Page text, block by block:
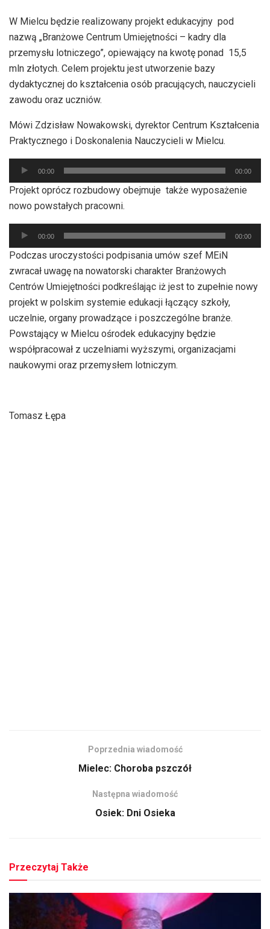
W Mielcu będzie realizowany projekt edukacyjny pod
nazwą „Branżowe Centrum Umiejętności – kadry dla
przemysłu lotniczego”, opiewający na kwotę ponad 15,5
mln złotych. Celem projektu jest utworzenie bazy
dydaktycznej do kształcenia osób pracujących, nauczycieli
zawodu oraz uczniów.
Mówi Zdzisław Nowakowski, dyrektor Centrum Kształcenia
Praktycznego i Doskonalenia Nauczycieli w Mielcu.
Odtwarzacz
plików
dźwiękowych
00:00 00:00
Projekt oprócz rozbudowy obejmuje także wyposażenie
nowo powstałych pracowni.
Odtwarzacz
plików
dźwiękowych
00:00 00:00
Podczas uroczystości podpisania umów szef MEiN
zwracał uwagę na nowatorski charakter Branżowych
Centrów Umiejętności podkreślając iż jest to zupełnie nowy
projekt w polskim systemie edukacji łączący szkoły,
uczelnie, organy prowadzące i poszczególne branże.
Powstający w Mielcu ośrodek edukacyjny będzie
współpracował z uczelniami wyższymi, organizacjami
naukowymi oraz przemysłem lotniczym.
Tomasz Łępa
Poprzednia wiadomość
Mielec: Choroba pszczół
Następna wiadomość
Osiek: Dni Osieka
Przeczytaj Także